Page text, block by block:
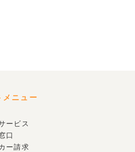
ニュー
ービス
口
ー請求